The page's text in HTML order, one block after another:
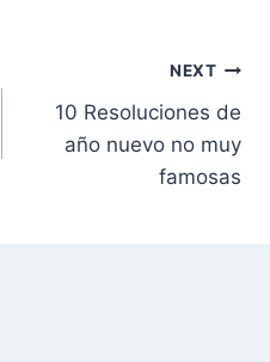
NEXT
10 Resoluciones de
año nuevo no muy
famosas